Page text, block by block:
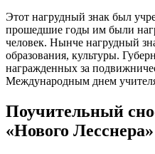
Этот нагрудный знак был
прошедшие годы им были
человек. Нынче нагрудный
образования, культуры.
награжденных за
Международным днем
Поучительный
«Нового Лесснера»